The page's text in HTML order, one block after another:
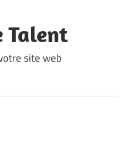
Talent
site web